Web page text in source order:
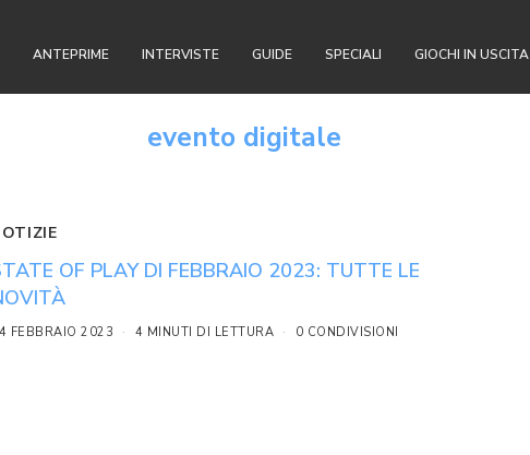
ANTEPRIME INTERVISTE GUIDE SPECIALI GIOCHI IN USCITA
evento digitale
OF PLAY DI FEBBRAIO 2023: TUTTE LE
FEBBRAIO 2023 4 MINUTI DI LETTURA 0 CONDIVISIONI